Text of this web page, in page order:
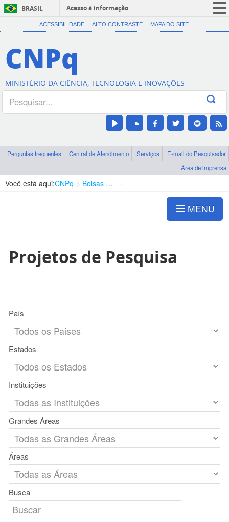
BRASIL
Acesso à informação
CORONAVÍRUS (COVID-19)
Canais
ACESSIBILIDADE ALTO CONTRASTE MAPA DO SITE
CNPq
MINISTÉRIO DA CIÊNCIA, TECNOLOGIA E INOVAÇÕES
Perguntas frequentes Central de Atendimento Serviços
E-mail do Pesquisador
Área de imprensa
Você está aqui:CNPq Bolsas e Auxílios Vigentes
MENU
Projetos de Pesquisa
País
Estados
Instituições
Grandes Áreas
Áreas
Busca